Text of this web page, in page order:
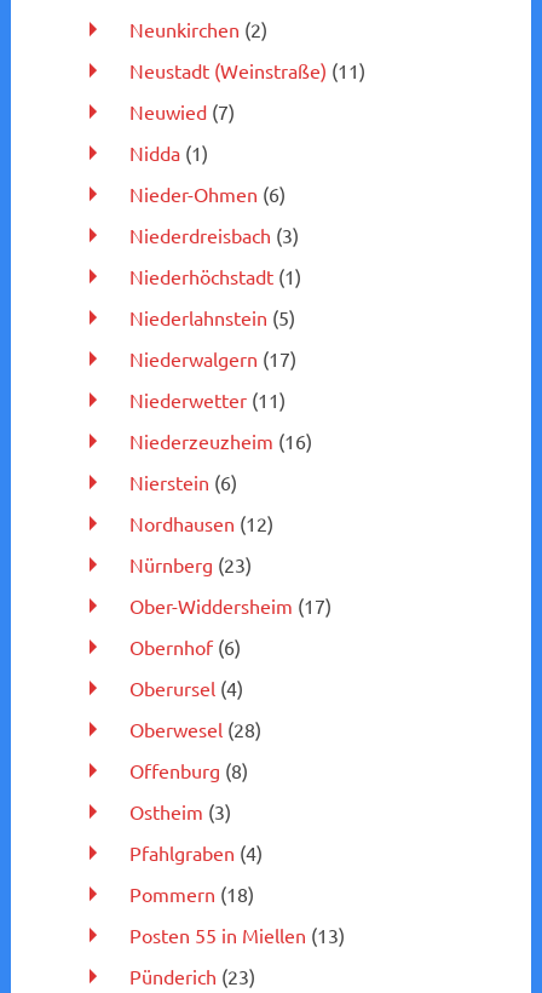
Neunkirchen (2)
Neustadt (Weinstraße) (11)
Neuwied(7)
Nidda(1)
Nieder-Ohmen (6)
Niederdreisbach (3)
Niederhöchstadt(1)
Niederlahnstein (5)
Niederwalgern (17)
Niederwetter(11)
Niederzeuzheim (16)
Nierstein (6)
Nordhausen (12)
Nürnberg (23)
Ober-Widdersheim (17)
Obernhof(6)
Oberursel(4)
Oberwesel(28)
Offenburg (8)
Ostheim (3)
Pfahlgraben (4)
Pommern (18)
Posten 55 in Miellen (13)
Pünderich (23)